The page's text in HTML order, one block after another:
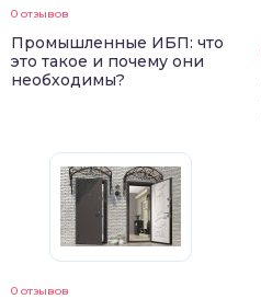
0 отзывов
Промышленные ИБП: что
это такое и почему они
необходимы?
0 отзывов